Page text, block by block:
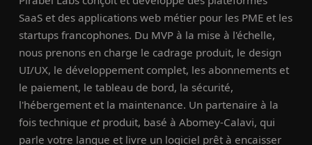
SaaS et des applications web métier pour les PME et les
startups francophones. Du MVP à la mise à l'échelle,
nous prenons en charge le cadrage produit, le design
UI/UX, le développement complet, les abonnements et
le paiement, le tableau de bord, la sécurité,
l'hébergement et la maintenance. Un partenaire à la
fois technique etproduit, basé à Abomey-Calavi, qui
parle votre langue et livre un logiciel prêt à encaisser